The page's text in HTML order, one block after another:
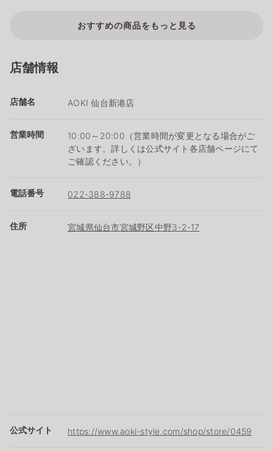
おすすめの商品をもっと見る
店舗情報
店舗名 AOKI 仙台新港店
営業時間
10:00～20:00（営業時間が変更となる場合がご
ざいます。詳しくは公式サイト各店舗ページにて
ご確認ください。）
電話番号 022-388-9788
住所 宮城県仙台市宮城野区中野3-2-17
公式サイト https://www.aoki-style.com/shop/store/0459